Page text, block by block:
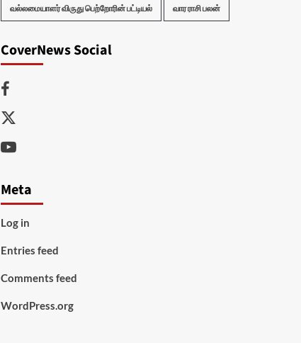
வல்லமையாளர் விருது பெற்றோரின் பட்டியல் வார ராசி பலன்
CoverNews Social
Facebook
Twitter
Youtube
Meta
Log in
Entries feed
Comments feed
WordPress.org